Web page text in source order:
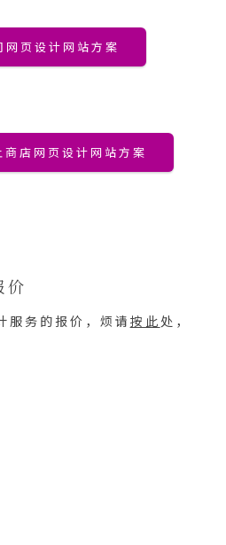
网页设计网站方案
商店网页设计网站方案
价
服务的报价，烦请 按此 处，